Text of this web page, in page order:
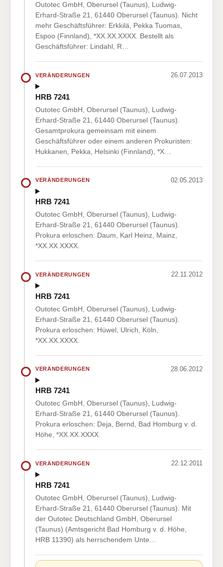
Outotec GmbH, Oberursel (Taunus), Ludwig-
Erhard-Straße 21, 61440 Oberursel (Taunus). Nicht
mehr Geschäftsführer: Erkkilä, Pekka Tuomas,
Espoo (Finnland), *XX.XX.XXXX. Bestellt als
Geschäftsführer: Lindahl, R…
VERÄNDERUNGEN 26.07.2013
HRB 7241
Outotec GmbH, Oberursel (Taunus), Ludwig-
Erhard-Straße 21, 61440 Oberursel (Taunus).
Gesamtprokura gemeinsam mit einem
Geschäftsführer oder einem anderen Prokuristen:
Hukkanen, Pekka, Helsinki (Finnland), *X…
VERÄNDERUNGEN 02.05.2013
HRB 7241
Outotec GmbH, Oberursel (Taunus), Ludwig-
Erhard-Straße 21, 61440 Oberursel (Taunus).
Prokura erloschen: Daum, Karl Heinz, Mainz,
*XX.XX.XXXX.
VERÄNDERUNGEN 22.11.2012
HRB 7241
Outotec GmbH, Oberursel (Taunus), Ludwig-
Erhard-Straße 21, 61440 Oberursel (Taunus).
Prokura erloschen: Hüwel, Ulrich, Köln,
*XX.XX.XXXX.
VERÄNDERUNGEN 28.06.2012
HRB 7241
Outotec GmbH, Oberursel (Taunus), Ludwig-
Erhard-Straße 21, 61440 Oberursel (Taunus).
Prokura erloschen: Deja, Bernd, Bad Homburg v. d.
Höhe, *XX.XX.XXXX.
VERÄNDERUNGEN 22.12.2011
HRB 7241
Outotec GmbH, Oberursel (Taunus), Ludwig-
Erhard-Straße 21, 61440 Oberursel (Taunus). Mit
der Outotec Deutschland GmbH, Oberursel
(Taunus) (Amtsgericht Bad Homburg v. d. Höhe,
HRB 11390) als herrschendem Unte…